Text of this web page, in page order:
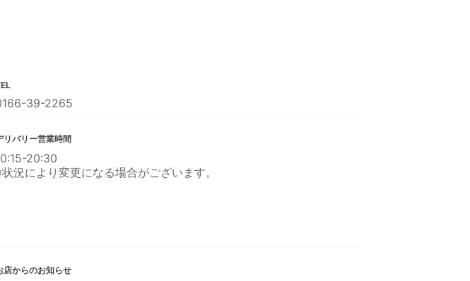
39-2265
リバリー営業時間
20:30
況により変更になる場合がございます。
店からのお知らせ